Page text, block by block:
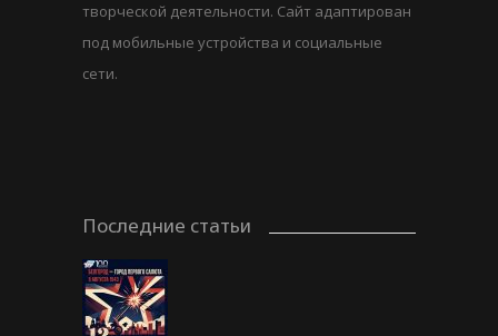
творческой деятельности. Сайт адаптирован
под мобильные устройства и социальные
сети.
Последние статьи